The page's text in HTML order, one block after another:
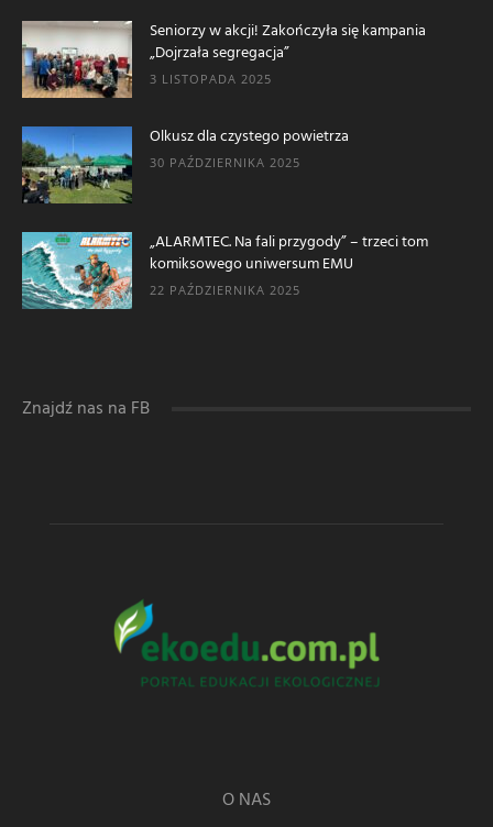
Seniorzy w akcji! Zakończyła się kampania
„Dojrzała segregacja”
3 LISTOPADA 2025
Olkusz dla czystego powietrza
30 PAŹDZIERNIKA 2025
„ALARMTEC. Na fali przygody” – trzeci tom
komiksowego uniwersum EMU
22 PAŹDZIERNIKA 2025
Znajdź nas na FB
O NAS